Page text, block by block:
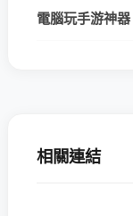
電腦玩手游神
相關連結